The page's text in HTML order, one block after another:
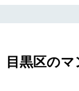
目黒区の